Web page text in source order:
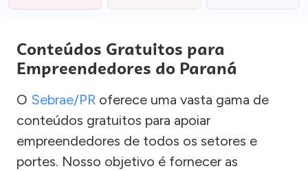
Conteúdos Gratuitos para
Empreendedores do Paraná
O Sebrae/PR oferece uma vasta gama de
conteúdos gratuitos para apoiar
empreendedores de todos os setores e
portes. Nosso objetivo é fornecer as